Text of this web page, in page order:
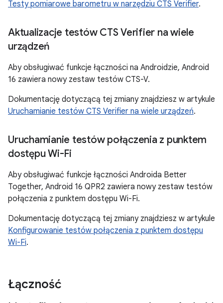
Testy pomiarowe barometru w narzędziu CTS Verifier.
Aktualizacje testów CTS Verifier na wiele
urządzeń
Aby obsługiwać funkcje łączności na Androidzie, Android
16 zawiera nowy zestaw testów CTS-V.
Dokumentację dotyczącą tej zmiany znajdziesz w artykule
Uruchamianie testów CTS Verifier na wiele urządzeń.
Uruchamianie testów połączenia z punktem
dostępu Wi-Fi
Aby obsługiwać funkcje łączności Androida Better
Together, Android 16 QPR2 zawiera nowy zestaw testów
połączenia z punktem dostępu Wi-Fi.
Dokumentację dotyczącą tej zmiany znajdziesz w artykule
Konfigurowanie testów połączenia z punktem dostępu
Wi-Fi.
Łączność